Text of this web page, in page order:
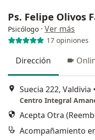
Ps. Felipe Olivos
Psicólogo · Ver más
17 opiniones
Dirección
Suecia 222, Valdivia •
Centro Integral
Acepta Otra
Acompañamiento